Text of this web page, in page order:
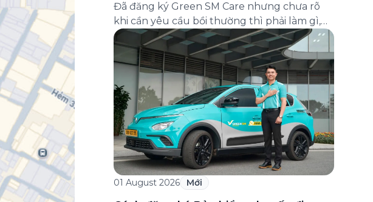
và cách liên hệ hỗ trợ
Đã đăng ký Green SM Care nhưng chưa rõ
khi cần yêu cầu bồi thường thì phải làm gì,
hồ sơ ra sao, hay giấy chứng nhận bảo hiểm
tìm ở đâu? Bài viết này tổng hợp đầy đủ các
câu hỏi thường gặp nhất về quy trình bồi
thường và hỗ trợ của Green […]
01 August 2026 Mới